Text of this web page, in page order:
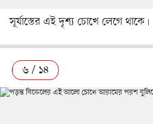
সূর্যাস্তের এই দৃশ্য চোখে লেগে থাকে
৬ / ১৪